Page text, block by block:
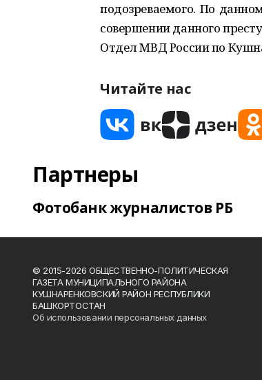
подозреваемого. По
совершении данного
Отдел МВД России по
Читайте нас
Партнеры
Фотобанк журналистов РБ
© 2015-2026 ОБЩЕСТВЕННО-ПОЛИТИЧЕСКАЯ
ГАЗЕТА МУНИЦИПАЛЬНОГО РАЙОНА
КУШНАРЕНКОВСКИЙ РАЙОН РЕСПУБЛИКИ
БАШКОРТОСТАН
Об использовании персональных данных